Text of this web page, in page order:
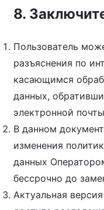
8.
Пользователь
разъяснения по
касающимся
данных,
электронной
В данном
изменения
данных
бессрочно до
Актуальная